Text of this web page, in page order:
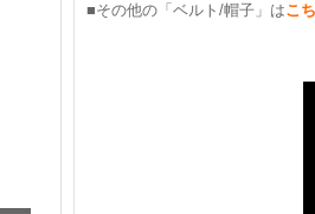
■その他の「ベルト/帽子」はこ